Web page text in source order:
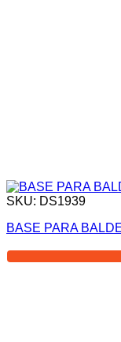
SKU: DS1939
BASE PARA